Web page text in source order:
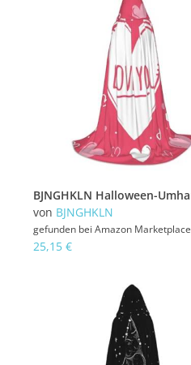
von BJNGHKLN
gefunden bei Amazon Marketplace
25,15 €